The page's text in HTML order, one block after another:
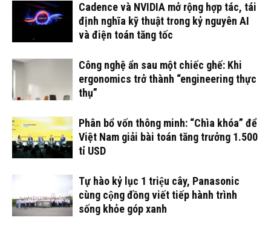
Cadence và NVIDIA mở rộng hợp tác, tái
định nghĩa kỹ thuật trong kỷ nguyên AI
và điện toán tăng tốc
Công nghệ ẩn sau một chiếc ghế: Khi
ergonomics trở thành “engineering thực
thụ”
Phân bổ vốn thông minh: “Chìa khóa” để
Việt Nam giải bài toán tăng trưởng 1.500
tỉ USD
Tự hào kỷ lục 1 triệu cây, Panasonic
cùng cộng đồng viết tiếp hành trình
sống khỏe góp xanh